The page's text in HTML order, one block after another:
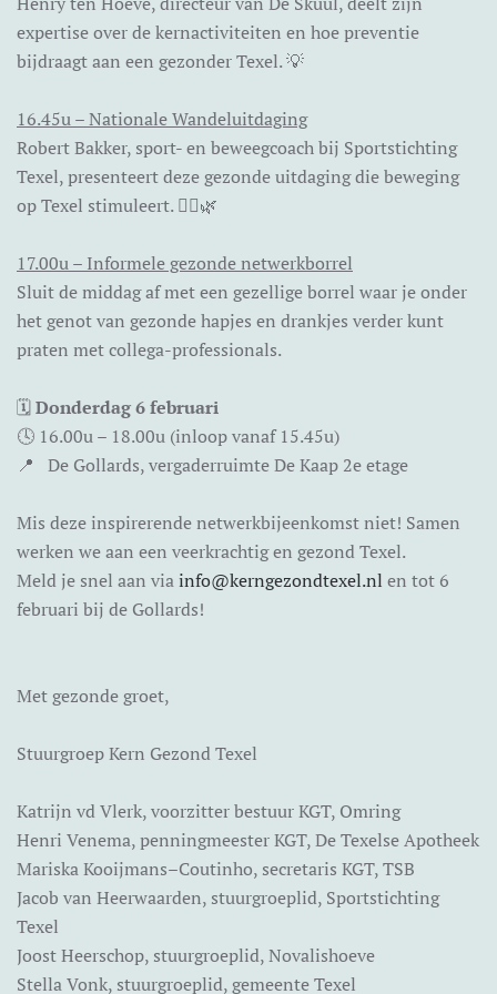
expertise over de kernactiviteiten en hoe preventie
bijdraagt aan een gezonder Texel. 💡
16.45u – Nationale Wandeluitdaging
Robert Bakker, sport- en beweegcoach bij Sportstichting
Texel, presenteert deze gezonde uitdaging die beweging
op Texel stimuleert. 🏃‍♂️🌿
17.00u – Informele gezonde netwerkborrel
Sluit de middag af met een gezellige borrel waar je onder
het genot van gezonde hapjes en drankjes verder kunt
praten met collega-professionals.
🗓️Donderdag 6 februari
🕓 16.00u – 18.00u (inloop vanaf 15.45u)
📍 De Gollards, vergaderruimte De Kaap 2e etage
Mis deze inspirerende netwerkbijeenkomst niet! Samen
werken we aan een veerkrachtig en gezond Texel.
Meld je snel aan viainfo@kerngezondtexel.nl en tot 6
februari bij de Gollards!
Met gezonde groet,
Stuurgroep Kern Gezond Texel
Katrijn vd Vlerk, voorzitter bestuur KGT, Omring
Henri Venema, penningmeester KGT, De Texelse Apotheek
Mariska Kooijmans–Coutinho, secretaris KGT, TSB
Jacob van Heerwaarden, stuurgroeplid, Sportstichting
Texel
Joost Heerschop, stuurgroeplid, Novalishoeve
Stella Vonk, stuurgroeplid, gemeente Texel